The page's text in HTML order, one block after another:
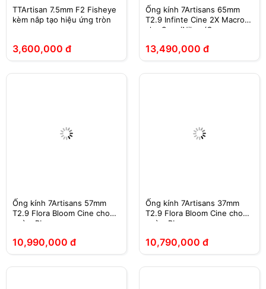
TTArtisan 7.5mm F2 Fisheye
kèm nắp tạo hiệu ứng tròn
3,600,000 đ
Ống kính 7Artisans 65mm
T2.9 Infinte Cine 2X Macro
cho Sony/Nikon/Canon
13,490,000 đ
Ống kính 7Artisans 57mm
T2.9 Flora Bloom Cine cho
ngàm PL
10,990,000 đ
Ống kính 7Artisans 37mm
T2.9 Flora Bloom Cine cho
ngàm PL
10,790,000 đ